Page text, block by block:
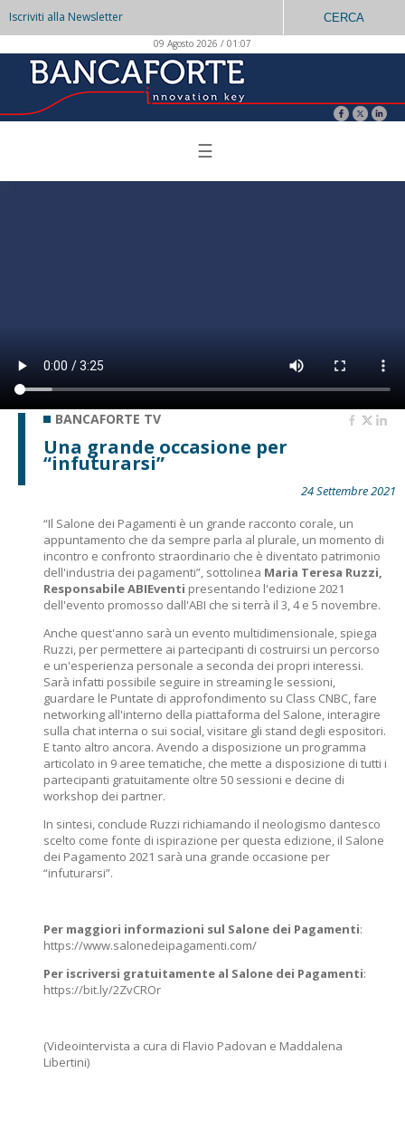
Iscriviti alla Newsletter CERCA
09 Agosto 2026 / 01:07
☰
BANCAFORTE TV
Una grande occasione per
“infuturarsi”
24 Settembre 2021
“Il Salone dei Pagamenti è un grande racconto corale, un
appuntamento che da sempre parla al plurale, un momento di
incontro e confronto straordinario che è diventato patrimonio
dell'industria dei pagamenti”, sottolinea Maria Teresa Ruzzi,
Responsabile ABIEventi presentando l'edizione 2021
dell'evento promosso dall'ABI che si terrà il 3, 4 e 5 novembre.
Anche quest'anno sarà un evento multidimensionale, spiega
Ruzzi, per permettere ai partecipanti di costruirsi un percorso
e un'esperienza personale a seconda dei propri interessi.
Sarà infatti possibile seguire in streaming le sessioni,
guardare le Puntate di approfondimento su Class CNBC, fare
networking all'interno della piattaforma del Salone, interagire
sulla chat interna o sui social, visitare gli stand degli espositori.
E tanto altro ancora. Avendo a disposizione un programma
articolato in 9 aree tematiche, che mette a disposizione di tutti i
partecipanti gratuitamente oltre 50 sessioni e decine di
workshop dei partner.
In sintesi, conclude Ruzzi richiamando il neologismo dantesco
scelto come fonte di ispirazione per questa edizione, il Salone
dei Pagamento 2021 sarà una grande occasione per
“infuturarsi”.
Per maggiori informazioni sul Salone dei Pagamenti:
https://www.salonedeipagamenti.com/
Per iscriversi gratuitamente al Salone dei Pagamenti:
https://bit.ly/2ZvCROr
(Videointervista a cura di Flavio Padovan e Maddalena
Libertini)